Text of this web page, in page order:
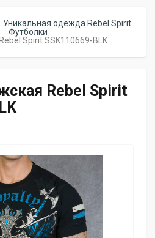
Уникальная одежда Rebel Spirit
Футболки
Spirit SSK110669-BLK
Rebel Spirit